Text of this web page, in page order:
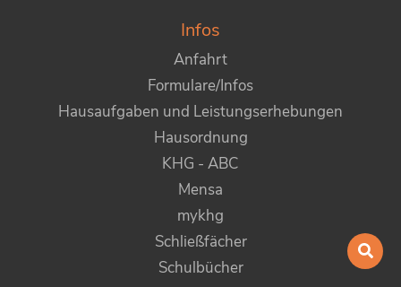
Infos
Anfahrt
Formulare/Infos
Hausaufgaben und Leistungserhebungen
Hausordnung
KHG - ABC
Mensa
mykhg
Schließfächer
Schulbücher